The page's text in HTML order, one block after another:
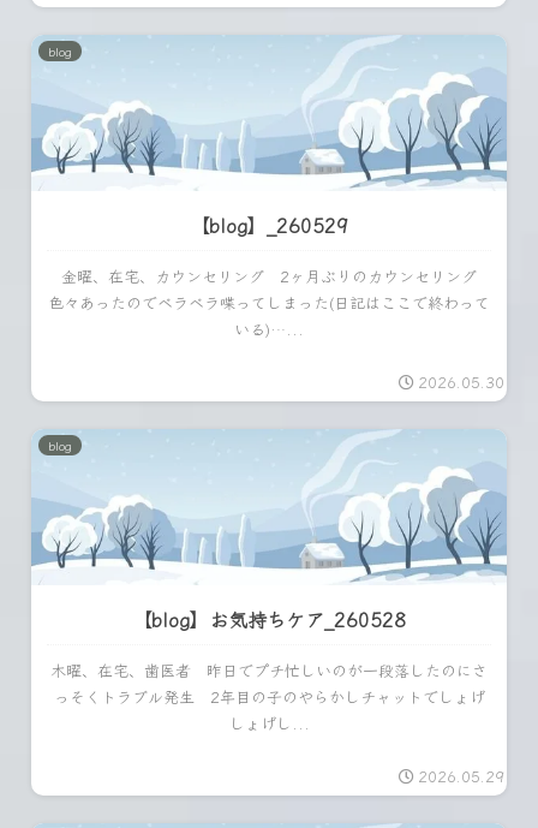
blog
【blog】_260529
金曜、在宅、カウンセリング 2ヶ月ぶりのカウンセリング
色々あったのでベラベラ喋ってしまった(日記はここで終わって
いる)…...
2026.05.30
blog
【blog】お気持ちケア_260528
木曜、在宅、歯医者 昨日でプチ忙しいのが一段落したのにさ
っそくトラブル発生 2年目の子のやらかしチャットでしょげ
しょげし...
2026.05.29